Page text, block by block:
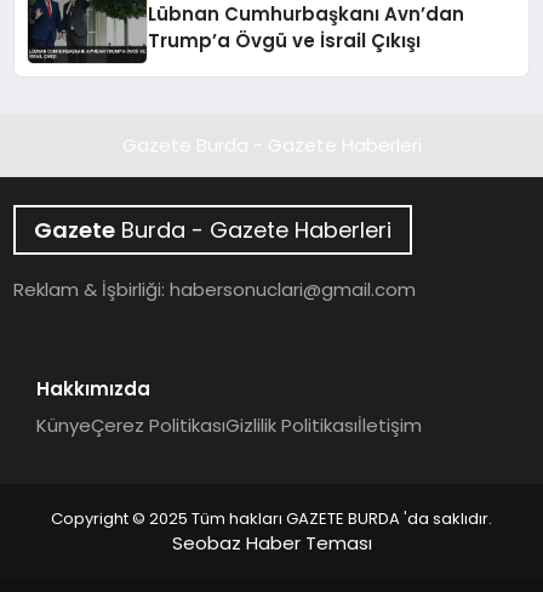
Lübnan Cumhurbaşkanı Avn’dan
Trump’a Övgü ve İsrail Çıkışı
Gazete Burda - Gazete Haberleri
Gazete Burda - Gazete Haberleri
Reklam & İşbirliği:habersonuclari@gmail.com
Hakkımızda
KünyeÇerez PolitikasıGizlilik Politikasıİletişim
Copyright © 2025 Tüm hakları GAZETE BURDA 'da saklıdır.
Seobaz Haber Teması